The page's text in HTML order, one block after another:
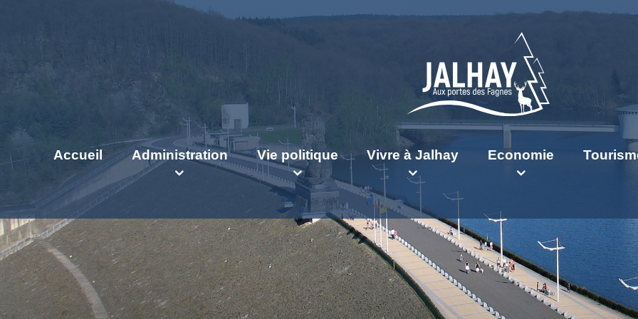
Accueil Administration Vie politique Vivre à Jalhay Economie